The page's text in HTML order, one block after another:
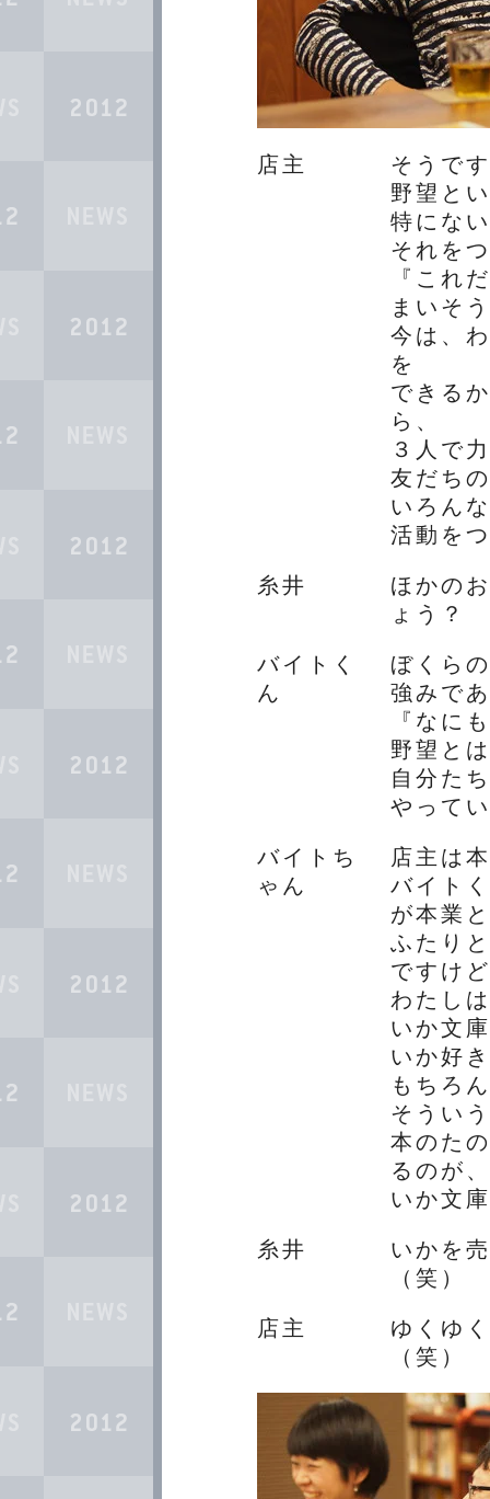
店主
そうで
野望と
特にな
それを
『これ
まいそ
今は、
を
できる
ら、
３人で
友だち
いろん
活動を
糸井
ほかの
ょう？
バイトく
ん
ぼくら
強みで
『なに
野望と
自分た
やって
バイトち
ゃん
店主は
バイト
が本業と
ふたり
ですけ
わたし
いか文
いか好
もちろ
そうい
本のた
るのが、
いか文
糸井
いかを
（笑）
店主
ゆくゆ
（笑）